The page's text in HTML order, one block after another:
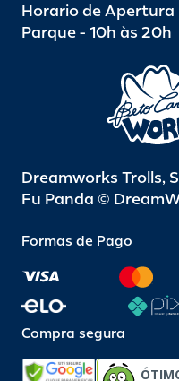
Horario de Apertura
Parque - 10h às 20h
Dreamworks Trolls,
Fu Panda ©
Formas de Pago
Compra segura